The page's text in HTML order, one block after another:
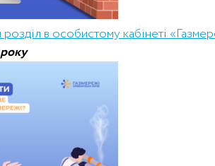
в особистому кабінеті